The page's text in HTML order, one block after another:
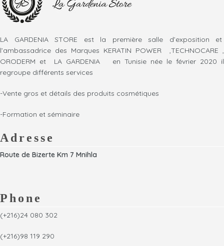
LA GARDENIA STORE est la première salle d’exposition et
l’ambassadrice des Marques KERATIN POWER ,TECHNOCARE ,
ORODERM et LA GARDENIA en Tunisie née le février 2020 il
regroupe différents services
-Vente gros et détails des produits cosmétiques
-Formation et séminaire
Adresse
Route de Bizerte Km 7 Mnihla
Phone
(+216)24 080 302
(+216)98 119 290